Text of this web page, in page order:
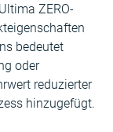
ZERO-
bedeutet
oder
reduzierter
hinzugefügt.